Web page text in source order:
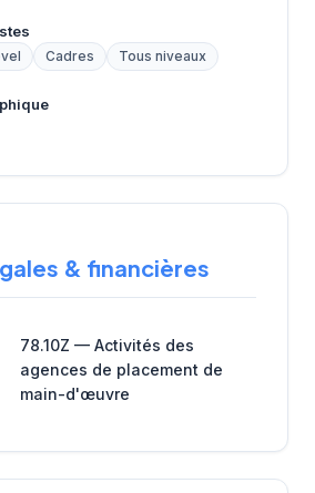
Cadres Tous niveaux
& financières
78.10Z — Activités des
agences de placement de
main-d'œuvre